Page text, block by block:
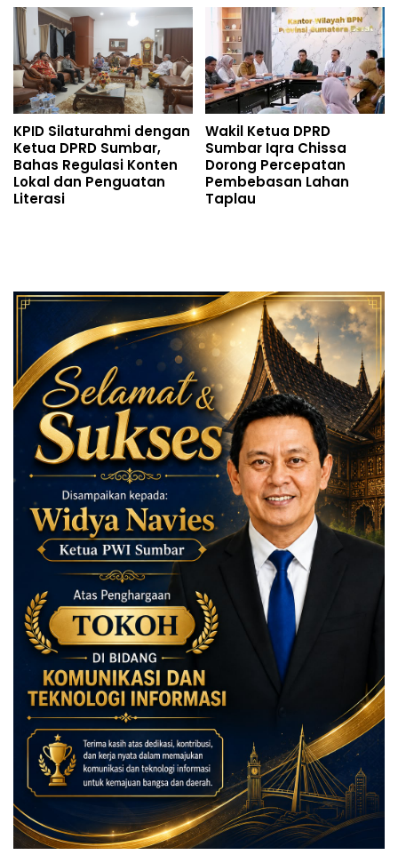
KPID Silaturahmi dengan
Ketua DPRD Sumbar,
Bahas Regulasi Konten
Lokal dan Penguatan
Literasi
Wakil Ketua DPRD
Sumbar Iqra Chissa
Dorong Percepatan
Pembebasan Lahan
Taplau